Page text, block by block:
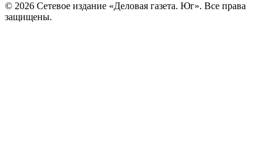
© 2026 Сетевое издание «Деловая газета. Юг». Все права
защищены.